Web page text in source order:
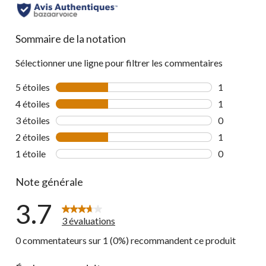
Sommaire de la notation
Sélectionner une ligne pour filtrer les commentaires
5 étoiles étoiles
1
4 étoiles étoiles
1
3 étoiles étoiles
0
2 étoiles étoiles
1
1 étoile étoiles
0
Note générale
3.7
3 évaluations
0 commentateurs sur 1 (0%) recommandent ce produit